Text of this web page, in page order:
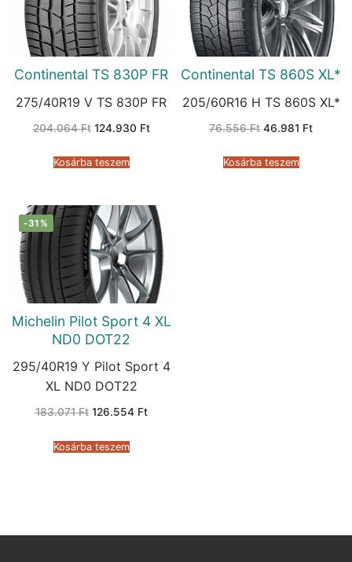
Continental TS 830P FR
275/40R19 V TS 830P FR
204.064Ft Original
204.064 Ft.
124.930 FtCurrent
Kosárba teszem
Continental TS 860S XL*
205/60R16 H TS 860S XL*
76.556Ft Original
76.556 Ft.
46.981 FtCurrent
Kosárba teszem
-31%
Michelin Pilot Sport 4 XL
ND0 DOT22
295/40R19 Y Pilot Sport 4
XL ND0 DOT22
183.071Ft Original
183.071 Ft.
126.554 FtCurrent
Kosárba teszem